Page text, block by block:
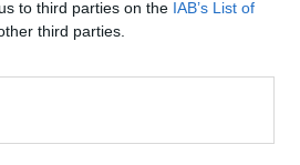
to third parties on the IAB’s List of
third parties.
”Această cale
e imediată” a mai